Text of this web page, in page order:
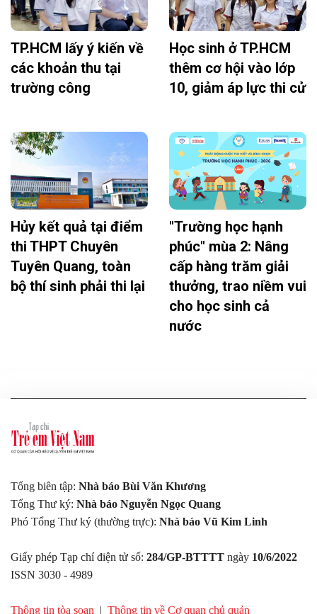
TP.HCM lấy ý kiến về
các khoản thu tại
trường công
Học sinh ở TP.HCM
thêm cơ hội vào lớp
10, giảm áp lực thi cử
Hủy kết quả tại điểm
thi THPT Chuyên
Tuyên Quang, toàn
bộ thí sinh phải thi lại
"Trường học hạnh
phúc" mùa 2: Nâng
cấp hàng trăm giải
thưởng, trao niềm vui
cho học sinh cả
nước
Tổng biên tập: Nhà báo Bùi Văn Khương
Tổng Thư ký: Nhà báo Nguyễn Ngọc Quang
Phó Tổng Thư ký (thường trực): Nhà báo Vũ Kim Linh
Giấy phép Tạp chí điện tử số: 284/GP-BTTTT ngày 10/6/2022
ISSN 3030 - 4989
Thông tin tòa soạn | Thông tin về Cơ quan chủ quản